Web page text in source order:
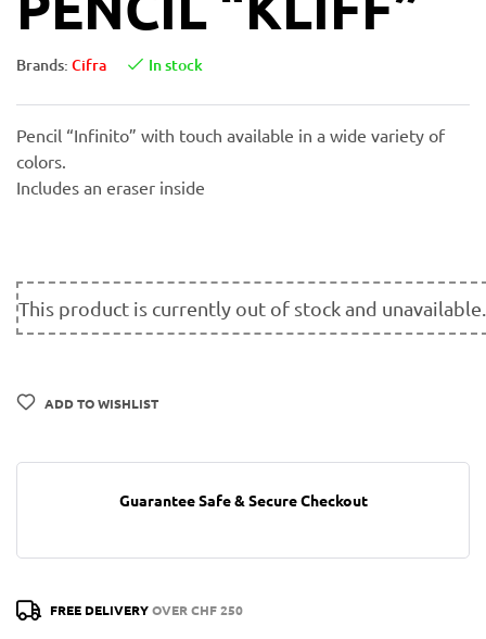
Brands: Cifra In stock
Pencil “Infinito” with touch available in a wide variety of
colors.
Includes an eraser inside
This product is currently out of stock and unavailable.
ADD TO WISHLIST
Guarantee Safe & Secure Checkout
FREE DELIVERYOVER CHF 250